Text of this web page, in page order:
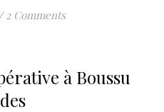
/ 2 Comments
à Boussu